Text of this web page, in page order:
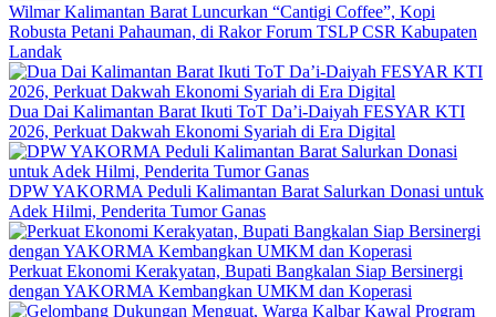
Wilmar Kalimantan Barat Luncurkan “Cantigi Coffee”, Kopi
Robusta Petani Pahauman, di Rakor Forum TSLP CSR Kabupaten
Landak
Dua Dai Kalimantan Barat Ikuti ToT Da’i-Daiyah FESYAR KTI
2026, Perkuat Dakwah Ekonomi Syariah di Era Digital
DPW YAKORMA Peduli Kalimantan Barat Salurkan Donasi untuk
Adek Hilmi, Penderita Tumor Ganas
Perkuat Ekonomi Kerakyatan, Bupati Bangkalan Siap Bersinergi
dengan YAKORMA Kembangkan UMKM dan Koperasi